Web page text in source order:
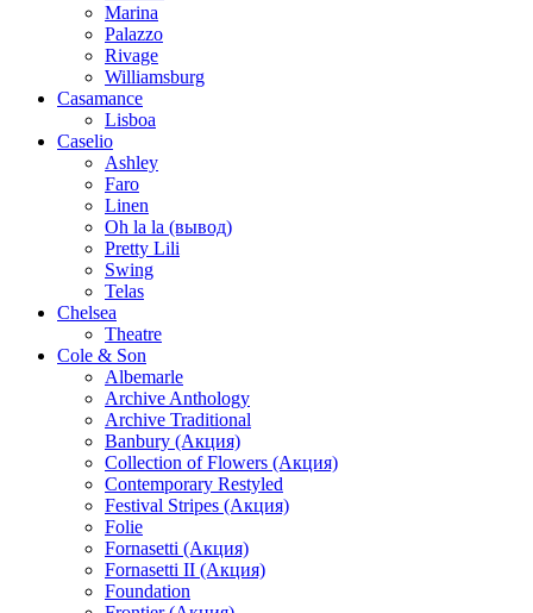
Marina
Palazzo
Rivage
Williamsburg
Casamance
Lisboa
Caselio
Ashley
Faro
Linen
Oh la la (вывод)
Pretty Lili
Swing
Telas
Chelsea
Theatre
Cole & Son
Albemarle
Archive Anthology
Archive Traditional
Banbury (Акция)
Collection of Flowers (Акция)
Contemporary Restyled
Festival Stripes (Акция)
Folie
Fornasetti (Акция)
Fornasetti II (Акция)
Foundation